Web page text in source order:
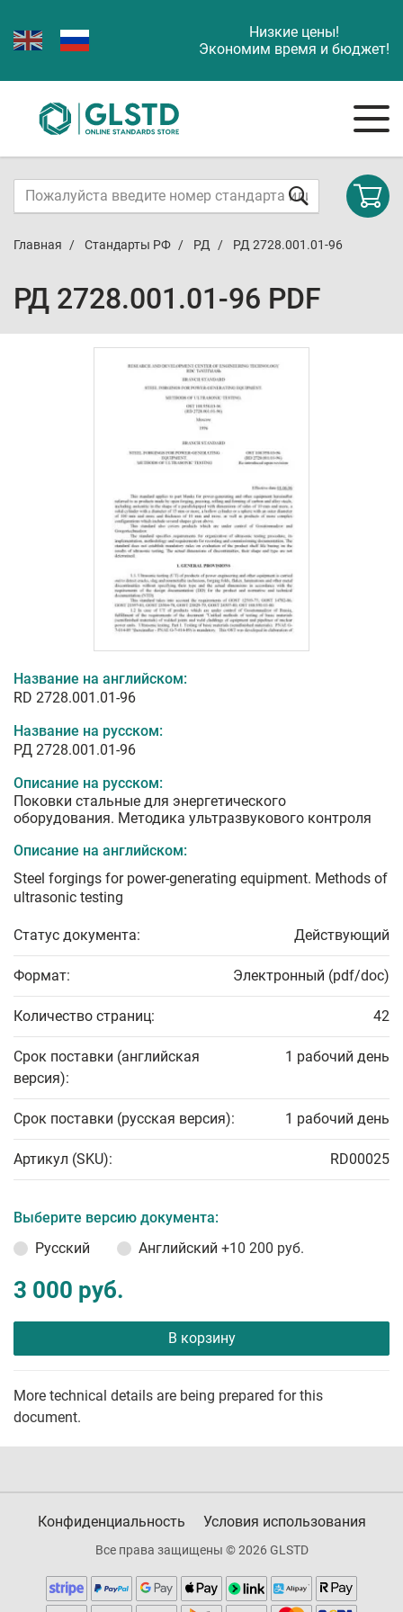
Низкие цены!
Экономим время и бюджет!
Главная Стандарты РФ РД РД 2728.001.01-96
РД 2728.001.01-96 PDF
Название на английском:
RD 2728.001.01-96
Название на русском:
РД 2728.001.01-96
Описание на русском:
Поковки стальные для энергетического
оборудования. Методика ультразвукового контроля
Описание на английском:
Steel forgings for power-generating equipment. Methods of
ultrasonic testing
Статус документа: Действующий
Формат: Электронный (pdf/doc)
Количество страниц: 42
Срок поставки (английская
версия):
1 рабочий день
Срок поставки (русская версия): 1 рабочий день
Артикул (SKU): RD00025
Выберите версию документа:
Русский
Английский +10 200 руб.
3 000 руб.
В корзину
More technical details are being prepared for this
document.
Конфиденциальность Условия использования
Все права защищены © 2026 GLSTD